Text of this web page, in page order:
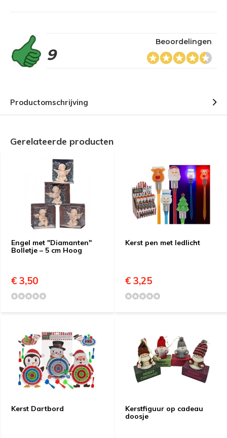
9
Beoordelingen
Productomschrijving
Gerelateerde producten
Engel met "Diamanten"
Bolletje – 5 cm Hoog
€ 3,50
Kerst pen met ledlicht
€ 3,25
Kerst Dartbord
Kerstfiguur op cadeau
doosje